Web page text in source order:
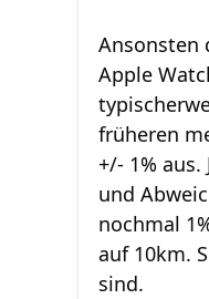
Ansonsten
Apple
früheren
+/- 1%
und
nochmal
auf 10km.
sind.